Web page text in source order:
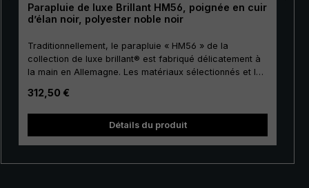
Parapluie de luxe Brillant HM56, poignée en cuir
d’élan noir, polyester noble noir
Traditionnellement, le parapluie « HM56 » de la
collection de luxe brillant® est fabriqué délicatement à
la main en Allemagne. Les matériaux sélectionnés et la
pour hommes un investissement pour la vie. La toile de
couverture est fabriquée en polyester précieux
européen de haute qualité et a une taille agréable. Pour
la canne, les baleines et le tape terre, on utilise un
une stabilité particulière. Classiquement, la poignée
Prix régulier :
312,50 €
Détails du produit